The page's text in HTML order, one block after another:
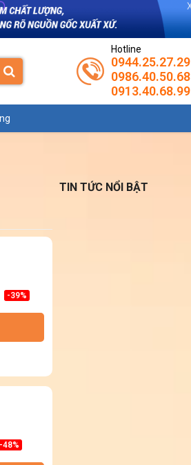
Hotline
0944.25.27.29
0986.40.50.68
0913.40.68.99
-39%
-48%
TIN TỨC NỔI BẬT